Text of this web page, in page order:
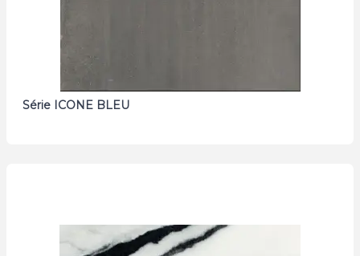
Série ICONE BLEU